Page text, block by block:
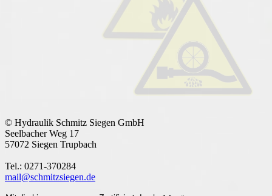
© Hydraulik Schmitz Siegen GmbH
Seelbacher Weg 17
57072 Siegen Trupbach
Tel.: 0271-370284
mail@schmitzsiegen.de